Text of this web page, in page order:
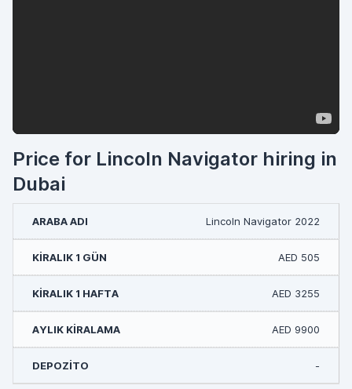
Price for Lincoln Navigator hiring in
Dubai
Lincoln Navigator 2022
AED 505
AED 3255
AED 9900
-